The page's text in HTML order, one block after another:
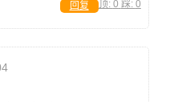
顶: 0 踩: 0
回复